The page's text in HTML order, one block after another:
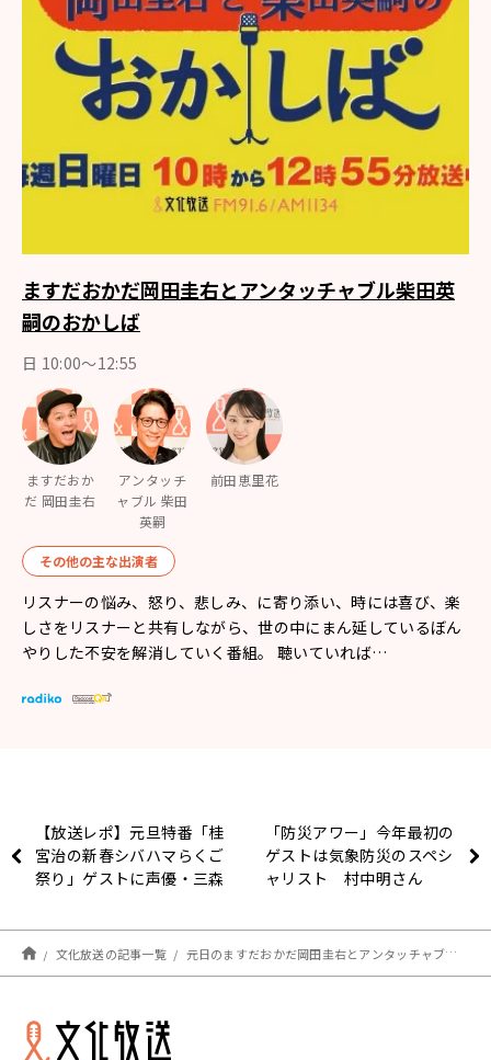
ますだおかだ岡田圭右とアンタッチャブル柴田英
嗣のおかしば
日 10:00～12:55
ますだおか
だ 岡田圭右
アンタッチ
ャブル 柴田
英嗣
前田恵里花
その他の主な出演者
リスナーの悩み、怒り、悲しみ、に寄り添い、時には喜び、楽
しさをリスナーと共有しながら、世の中にまん延しているぼん
やりした不安を解消していく番組。 聴いていれば…
【放送レポ】元旦特番「桂
宮治の新春シバハマらくご
祭り」ゲストに声優・三森
「防災アワー」今年最初の
ゲストは気象防災のスペシ
ャリスト 村中明さん
文化放送の記事一覧 元日のますだおかだ岡田圭右とアンタッチャブル柴田英嗣のおかしば